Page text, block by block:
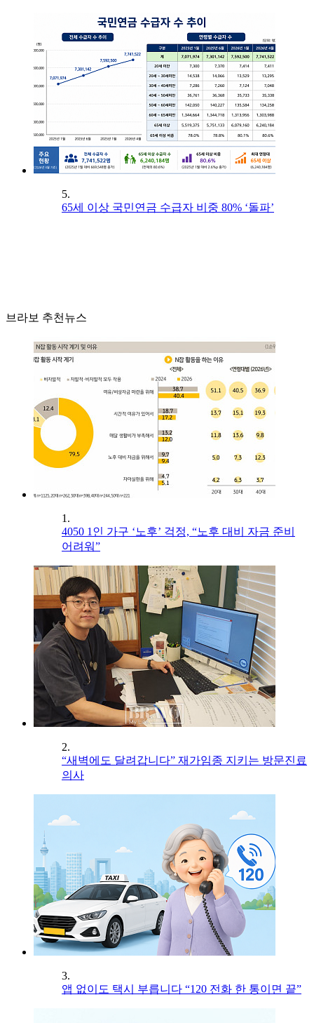
5.
65세 이상 국민연금 수급자 비중 80% ‘돌파’
브라보 추천뉴스
1.
4050 1인 가구 ‘노후’ 걱정, “노후 대비 자금 준비
어려워”
2.
“새벽에도 달려갑니다” 재가임종 지키는 방문진료
의사
3.
앱 없이도 택시 부릅니다 “120 전화 한 통이면 끝”